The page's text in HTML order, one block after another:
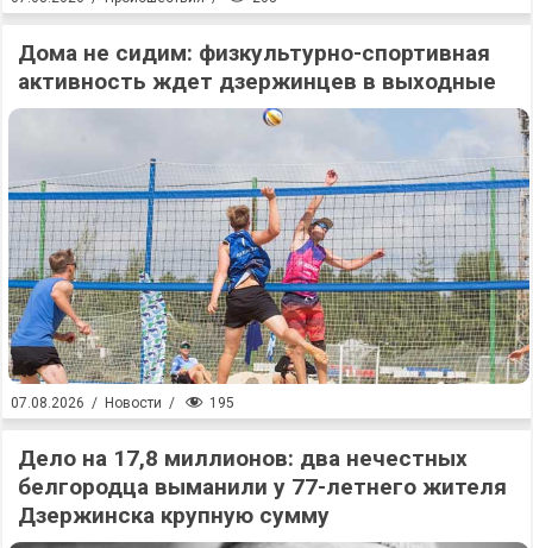
Дома не сидим: физкультурно-спортивная
активность ждет дзержинцев в выходные
07.08.2026 / Новости / 195
Дело на 17,8 миллионов: два нечестных
белгородца выманили у 77-летнего жителя
Дзержинска крупную сумму